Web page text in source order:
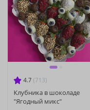
4.7 (713)
Клубника в шоколаде
"Ягодный микс"